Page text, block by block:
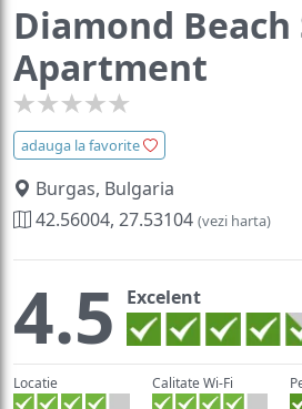
Diamond Beach
Apartment
adauga la favorite
Burgas, Bulgaria
42.56004, 27.53104 (vezi harta)
4.5 Excelent
Locatie Calitate Wi-Fi